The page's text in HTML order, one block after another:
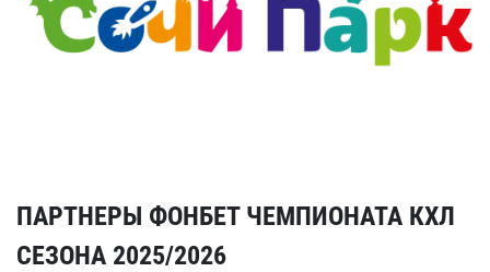
ПАРТНЕРЫ ФОНБЕТ ЧЕМПИОНАТА КХЛ
СЕЗОНА 2025/2026